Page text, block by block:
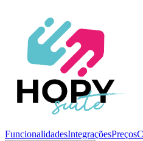
FuncionalidadesIntegraçõesPreços